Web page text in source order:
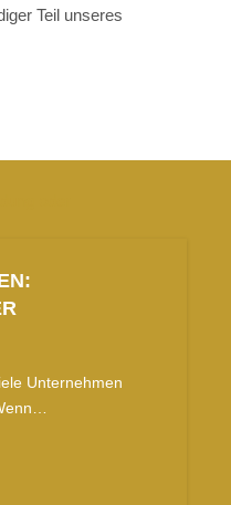
Teil unseres
Unternehmen